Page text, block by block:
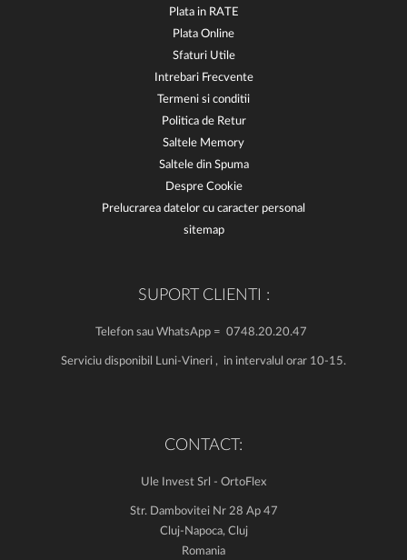
Plata in RATE
Plata Online
Sfaturi Utile
Intrebari Frecvente
Termeni si conditii
Politica de Retur
Saltele Memory
Saltele din Spuma
Despre Cookie
Prelucrarea datelor cu caracter personal
sitemap
SUPORT CLIENTI :
Telefon sau WhatsApp = 0748.20.20.47
Serviciu disponibil Luni-Vineri , in intervalul orar 10-15.
CONTACT:
Ule Invest Srl - OrtoFlex
Str. Dambovitei Nr 28 Ap 47
Cluj-Napoca, Cluj
Romania